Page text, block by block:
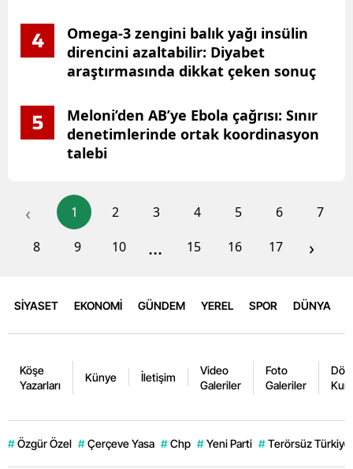
4
Omega-3 zengini balık yağı insülin
direncini azaltabilir: Diyabet
araştırmasında dikkat çeken sonuç
5
Meloni’den AB’ye Ebola çağrısı: Sınır
denetimlerinde ortak koordinasyon
talebi
‹ 1 2 3 4 5 6
7
8
9 10 ... 15 16 17 ›
SİYASET EKONOMİ GÜNDEM YEREL SPOR DÜNYA
Köşe
Yazarları
Künye İletişim
Video
Galeriler
Foto
Galeriler
# Özgür Özel # Çerçeve Yasa # Chp # Yeni Parti # Terörsüz Türkiye